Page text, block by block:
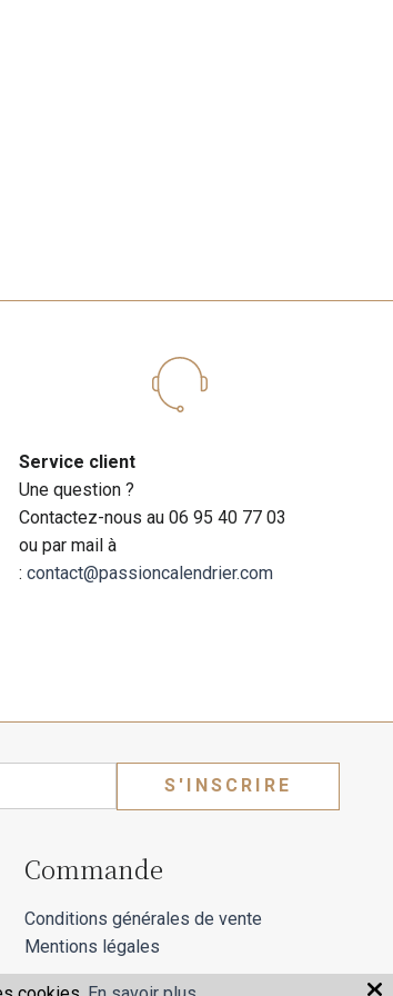
Service client
Une question ?
Contactez-nous au 06 95 40 77 03
ou par mail à
: contact@passioncalendrier.com
S'INSCRIRE
Commande
Conditions générales de vente
Mentions légales